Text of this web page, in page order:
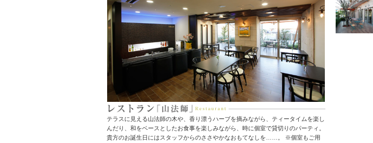
テラスに見える山法師の木や、香り漂うハーブを摘みながら、ティータイムを楽し
んだり、和をベースとしたお食事を楽しみながら、時に個室で貸切りのパーティ。
貴方のお誕生日にはスタッフからのささやかなおもてなしを……。 ※個室もご用